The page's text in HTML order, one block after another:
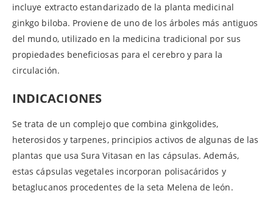
incluye extracto estandarizado de la planta medicinal
ginkgo biloba. Proviene de uno de los árboles más antiguos
del mundo, utilizado en la medicina tradicional por sus
propiedades beneficiosas para el cerebro y para la
circulación.
INDICACIONES
Se trata de un complejo que combina ginkgolides,
heterosidos y tarpenes, principios activos de algunas de las
plantas que usa Sura Vitasan en las cápsulas. Además,
estas cápsulas vegetales incorporan polisacáridos y
betaglucanos procedentes de la seta Melena de león.